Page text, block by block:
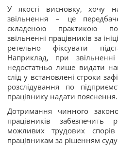
У якості висновку, хочу
звільнення – це
складеною практикою
звільненні працівників за
ретельно фіксувати
Наприклад, при
недостатньо лише видати
слід у встановлені строки
розслідування по
працівнику надати пояснення.
Дотримання чинного
працівників забезпечить
можливих трудових
працівникам за рішенням